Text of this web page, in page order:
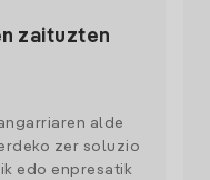
zaituzten
alde
zer soluzio
edo enpresatik